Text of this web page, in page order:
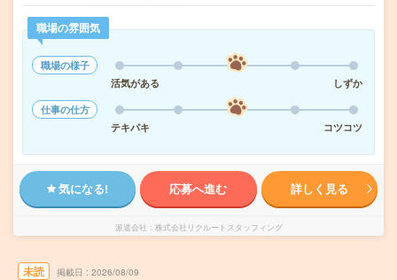
職場の雰囲気
職場の様子
活気がある
しずか
仕事の仕方
テキパキ
コツコツ
気になる! 応募へ進む 詳しく見る
派遣会社 株式会社リクルートスタッフィング
未読 掲載日 2026/08/09